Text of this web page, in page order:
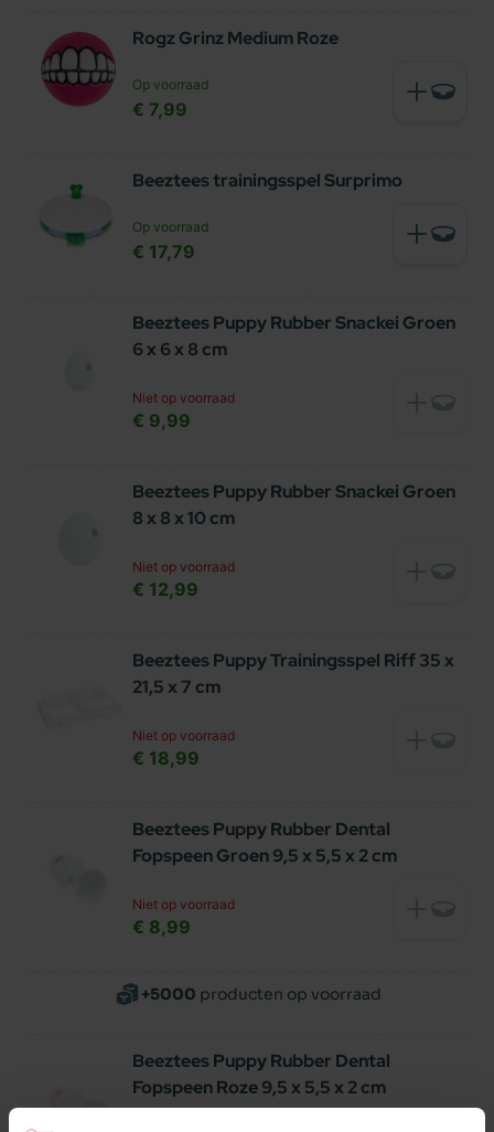
Rogz Grinz Medium Roze
Op voorraad
€ 7,99
Beeztees trainingsspel Surprimo
Op voorraad
€ 17,79
Beeztees Puppy Rubber Snackei Groen
6 x 6 x 8 cm
Niet op voorraad
€ 9,99
Beeztees Puppy Rubber Snackei Groen
8 x 8 x 10 cm
Niet op voorraad
€ 12,99
Beeztees Puppy Trainingsspel Riff 35 x
21,5 x 7 cm
Niet op voorraad
€ 18,99
Beeztees Puppy Rubber Dental
Fopspeen Groen 9,5 x 5,5 x 2 cm
Niet op voorraad
€ 8,99
+5000 producten op voorraad
Beeztees Puppy Rubber Dental
Fopspeen Roze 9,5 x 5,5 x 2 cm